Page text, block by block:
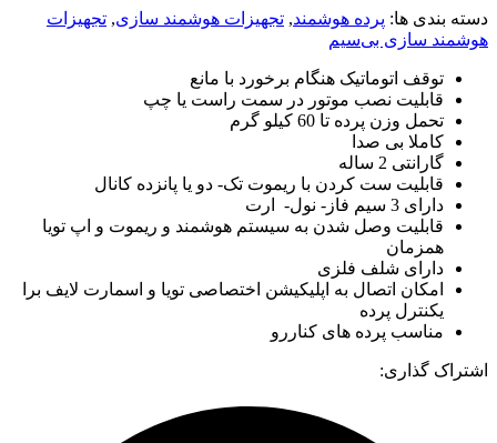
دسته بندی ها: پرده هوشمند, تجهیزات هوشمند سازی, تجهیزات
هوشمند سازی بی‌سیم
توقف اتوماتیک هنگام برخورد با مانع
قابلیت نصب موتور در سمت راست یا چپ
تحمل وزن پرده تا 60 کیلو گرم
کاملا بی صدا
گارانتی 2 ساله
قابلیت ست کردن با ریموت تک- دو یا پانزده کانال
دارای 3 سیم فاز- نول- ارت
قابلیت وصل شدن به سیستم هوشمند و ریموت و اپ تویا
همزمان
دارای شلف فلزی
امکان اتصال به اپلیکیشن اختصاصی تویا و اسمارت لایف برا
یکنترل پرده
مناسب پرده های کناررو
اشتراک گذاری: